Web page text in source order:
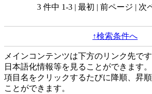
3 件中 1-3 | 最初 | 前ページ | 次
↑検索条件へ
メインコンテンツは下方のリンク先で
日本語化情報等を見ることができます。
項目名をクリックするたびに降順、昇
ことができます。